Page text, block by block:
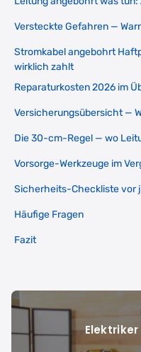
Versteckte Gefahren —
Stromkabel angebohrt
wirklich zahlt
Reparaturkosten 2026 im
Versicherungsübersicht —
Die 30-cm-Regel — wo
Vorsorge-Werkzeuge im
Sicherheits-Checkliste vor
Häufige Fragen
Fazit